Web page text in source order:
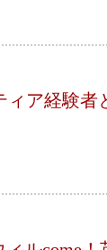
ィア経験者